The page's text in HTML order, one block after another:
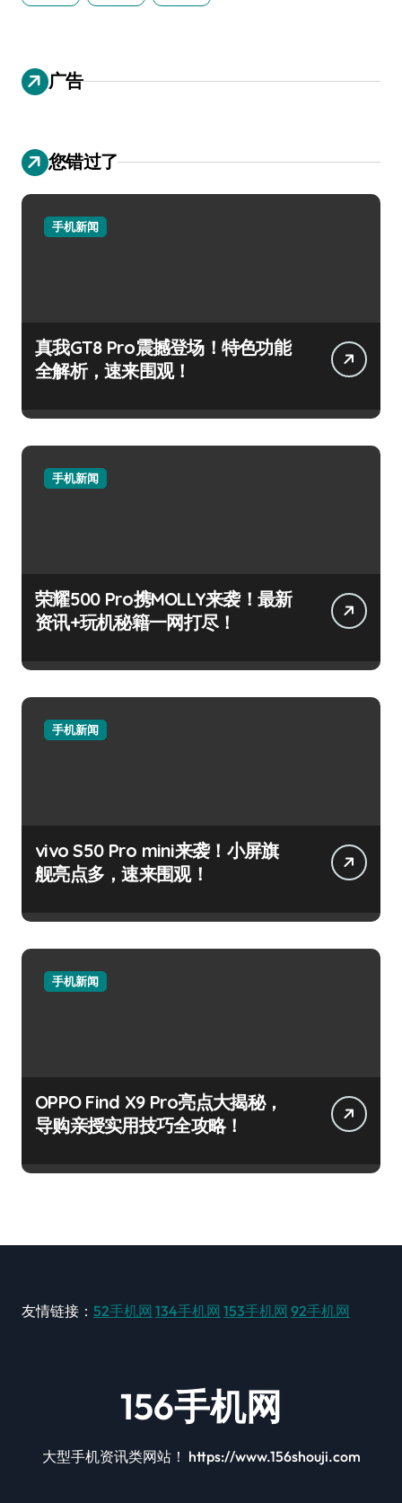
广告
您错过了
手机新闻
真我GT8 Pro震撼登场！特色功能
全解析，速来围观！
手机新闻
荣耀500 Pro携MOLLY来袭！最新
资讯+玩机秘籍一网打尽！
手机新闻
vivo S50 Pro mini来袭！小屏旗
舰亮点多，速来围观！
手机新闻
OPPO Find X9 Pro亮点大揭秘，
导购亲授实用技巧全攻略！
友情链接： 52手机网 134手机网 153手机网 92手机网
156手机网
大型手机资讯类网站！ https://www.156shouji.com